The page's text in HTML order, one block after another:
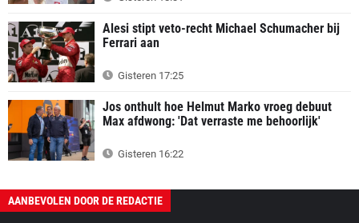
Alesi stipt veto-recht Michael Schumacher bij
Ferrari aan
Gisteren 17:25
Jos onthult hoe Helmut Marko vroeg debuut
Max afdwong: 'Dat verraste me behoorlijk'
Gisteren 16:22
AANBEVOLEN DOOR DE REDACTIE